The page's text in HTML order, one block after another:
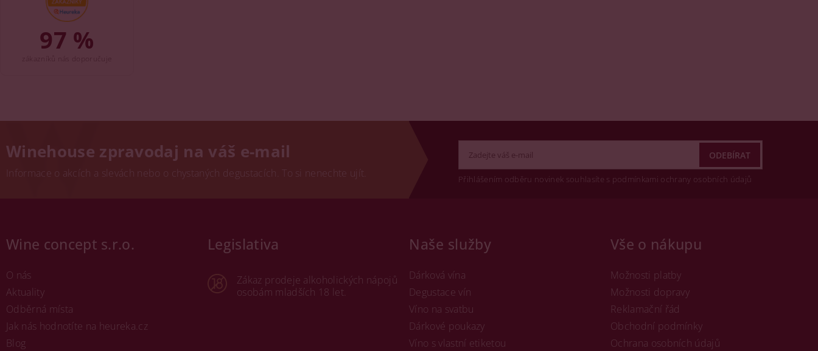
97 %
Winehouse zpravodaj na váš e-mail
Informace o akcích a slevách nebo o chystaných degustacích. To si nenechte ujít. Přihlášením odběru novinek souhlasíte s podmínkami ochrany osobních údajů
Wine concept s.r.o.
O nás
Aktuality
Odběrná místa
Jak nás hodnotíte na heureka.cz
Blog
Legislativa
Zákaz prodeje alkoholických nápojů
osobám mladších 18 let.
Naše služby
Dárková vína
Degustace vín
Víno na svatbu
Dárkové poukazy
Víno s vlastní etiketou
Vše o nákupu
Možnosti platby
Možnosti dopravy
Reklamační řád
Obchodní podmínky
Ochrana osobních údajů